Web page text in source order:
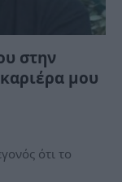
στην
μου
ότι το